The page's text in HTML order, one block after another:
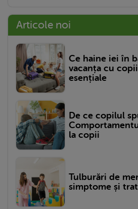
Articole noi
Ce haine iei în
vacanța cu
esențiale
De ce copilul
la copii
Tulburări de
simptome și